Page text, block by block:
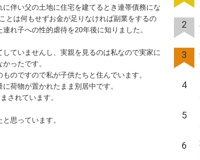
伴い父の土地に住宅を建てるとき連帯債務にな
とは何もせずお金が足りなければ副業をするの
れ子への性的虐待を20年後に知りました。
ていませんし、実親を見るのは私なので実家に
ったです。
のですので私が子供たちと住んでいます。
荷物が置かれたまま別居中です。
されています。
思っています。
2
3
4
5
6